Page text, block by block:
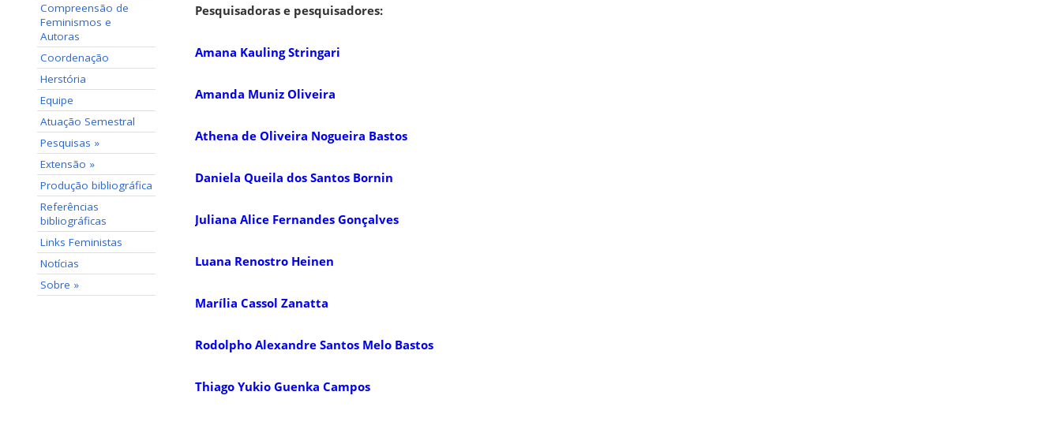
Compreensão de
Feminismos e
Autoras
Coordenação
Herstória
Equipe
Atuação Semestral
Pesquisas »
Extensão »
Produção bibliográfica
Referências
bibliográficas
Links Feministas
Notícias
Sobre »
Pesquisadoras e pesquisadores:
Amana Kauling Stringari
Amanda Muniz Oliveira
Athena de Oliveira Nogueira Bastos
Daniela Queila dos Santos Bornin
Juliana Alice Fernandes Gonçalves
Luana Renostro Heinen
Marília Cassol Zanatta
Rodolpho Alexandre Santos Melo Bastos
Thiago Yukio Guenka Campos